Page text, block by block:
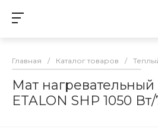
Главная / Каталог товаров /
Мат
ETALON SHP 1050